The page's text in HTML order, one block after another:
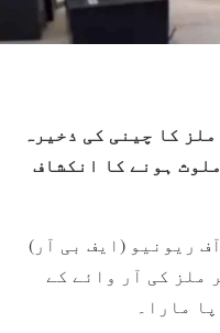
کا چینی کی ذخیرہ
ہونے کا انکشاف
ریونیو (ایف بی آر)
ملز کی آر وائے کے
مارا۔